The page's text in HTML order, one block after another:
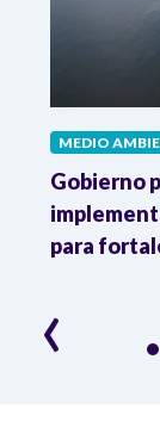
MEDIO
Gobierno
para
‹